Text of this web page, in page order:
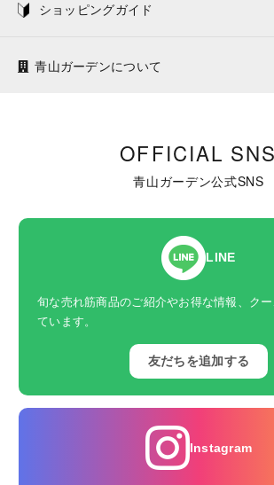
ショッピングガイド
青山ガーデンについて
OFFICIAL SNS
青山ガーデン公式SNS
LINE
旬な売れ筋商品のご紹介やお得な情報、ク
ています。
友だちを追加する
Instagram